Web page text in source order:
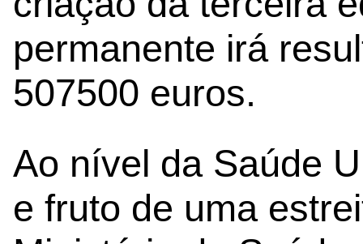
permanente irá
507500 euros.
Ao nível da Saúde
e fruto de uma